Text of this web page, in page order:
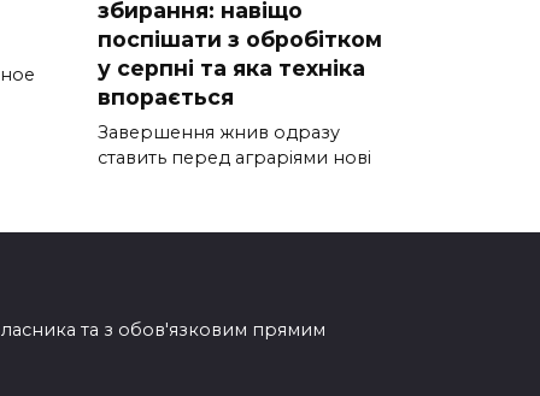
збирання: навіщо
поспішати з обробітком
у серпні та яка техніка
впорається
Завершення жнив одразу
ставить перед аграріями нові
та з обов'язковим прямим